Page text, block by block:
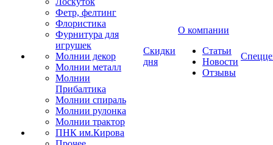
Фетр, фелтинг
Флористика
Фурнитура для
игрушек
Молнии декор
Молнии металл
Молнии
Прибалтика
Молнии спираль
Молнии рулонка
Молнии трактор
ПНК им.Кирова
Скидки
дня
О компании
Статьи
Новости
Отзывы